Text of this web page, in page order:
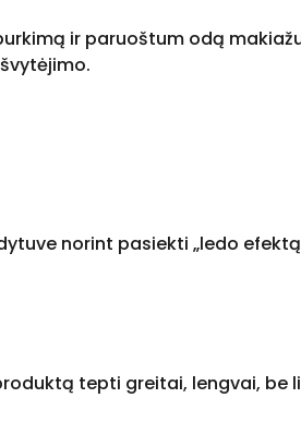
ir paruoštum odą
norint pasiekti „ledo
tepti greitai, lengvai, be